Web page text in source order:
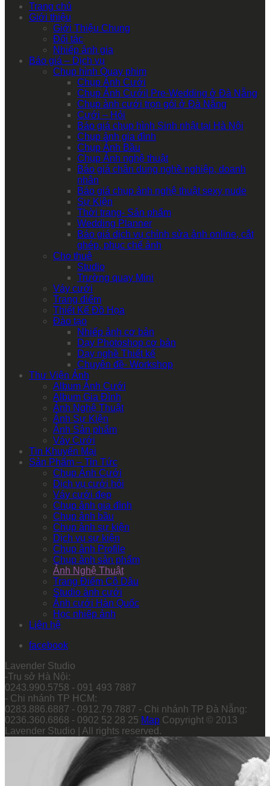
Trang chủ
Giới thiệu
Giới Thiệu Chung
Đối tác
Nhiếp ảnh gia
Báo giá – Dịch vụ
Chụp hình Quay phim
Chụp Ảnh Cưới
Chụp Ảnh Cưới| Pre-Wedding ở Đà Nẵng
Chụp ảnh cưới trọn gói ở Đà Nẵng
Cưới – Hỏi
Báo giá chụp hình Sinh nhật tại Hà Nội
Chụp ảnh gia đình
Chụp Ảnh Bầu
Chụp Ảnh nghệ thuật
Báo giá chân dung nghề nghiệp, doanh
nhân
Báo giá chụp ảnh nghệ thuật sexy nude
Sự Kiện
Thời trang- Sản phẩm
Wedding Planner
Báo giá dịch vụ chỉnh sửa ảnh online, cắt
ghép, phục chế ảnh
Cho thuê
Studio
Trường quay Mini
Váy cưới
Trang điểm
Thiết Kế Đồ Họa
Đào tạo
Nhiếp ảnh cơ bản
Dạy Photoshop cơ bản
Dạy nghề Thiết kế
Chuyên đề- Workshop
Thư Viện Ảnh
Album Ảnh Cưới
Album Gia Đình
Ảnh Nghệ Thuật
Ảnh Sự Kiện
Ảnh Sản phẩm
Váy Cưới
Tin Khuyến Mại
Sản Phẩm – Tin Tức
Chụp Ảnh Cưới
Dịch vụ cưới hỏi
Váy cưới đẹp
Chụp ảnh gia đình
Chụp ảnh bầu
Chụp ảnh sự kiện
Dịch vụ sự kiện
Chụp ảnh Profile
Chụp ảnh sản phẩm
Ảnh Nghệ Thuật
Trang Điểm Cô Dâu
Studio ảnh cưới
Ảnh cưới Hàn Quốc
Học nhiếp ảnh
Liên hệ
facebook
Lavender Studio
-Trụ sở Hà Nội:
0243.990.5758 - 091 493 7887
- Chi nhánh TP HCM:
0283.886.6887 - 0912.79.7887 - Chi nhánh TP Đà Nẵng:
0236.360.6868 - 0902 52 28 25 Map Copyright © 2013
Lavender Studio | All rights reserved.